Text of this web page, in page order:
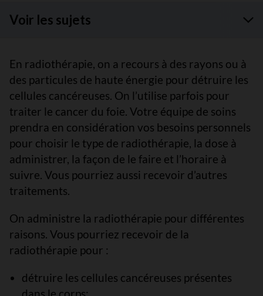
Voir les sujets
En radiothérapie, on a recours à des rayons ou à
des particules de haute énergie pour détruire les
cellules cancéreuses. On l’utilise parfois pour
traiter le cancer du foie. Votre équipe de soins
prendra en considération vos besoins personnels
pour choisir le type de radiothérapie, la dose à
administrer, la façon de le faire et l’horaire à
suivre. Vous pourriez aussi recevoir d’autres
traitements.
On administre la radiothérapie pour différentes
raisons. Vous pourriez recevoir de la
radiothérapie pour :
détruire les cellules cancéreuses présentes